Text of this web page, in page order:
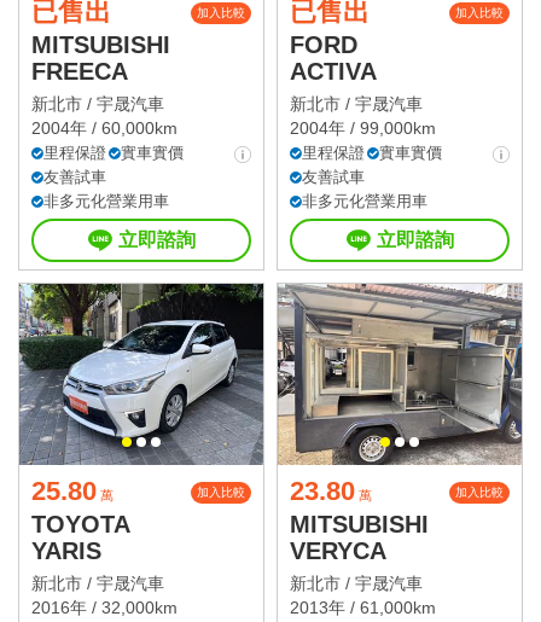
已售出 加入比較
MITSUBISHI
FREECA
新北市 / 宇晟汽車
2004年 / 60,000km
里程保證
實車實價
友善試車
非多元化營業用車
立即諮詢
已售出 加入比較
FORD
ACTIVA
新北市 / 宇晟汽車
2004年 / 99,000km
里程保證
實車實價
友善試車
非多元化營業用車
立即諮詢
25.80 萬 加入比較
TOYOTA
YARIS
新北市 / 宇晟汽車
2016年 / 32,000km
23.80 萬 加入比較
MITSUBISHI
VERYCA
新北市 / 宇晟汽車
2013年 / 61,000km